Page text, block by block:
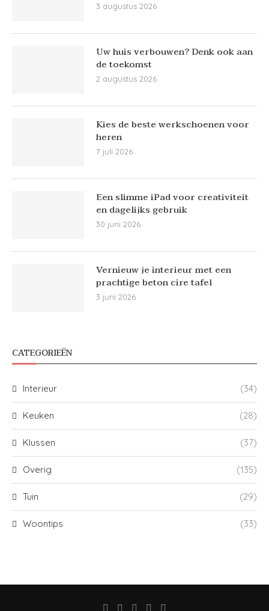
3 augustus 2026
Uw huis verbouwen? Denk ook aan
de toekomst
2 augustus 2026
Kies de beste werkschoenen voor
heren
7 juli 2026
Een slimme iPad voor creativiteit
en dagelijks gebruik
30 juni 2026
Vernieuw je interieur met een
prachtige beton cire tafel
3 juni 2026
CATEGORIEËN
Interieur (34)
Keuken (28)
Klussen (37)
Overig (135)
Tuin (29)
Woontips (33)